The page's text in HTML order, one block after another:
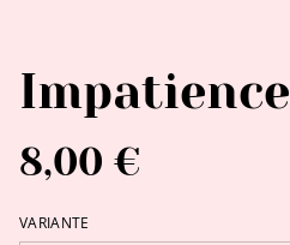
Impatience
8,00 €
VARIANTE